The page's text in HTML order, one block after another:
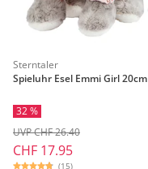
Sterntaler
Spieluhr Esel Emmi Girl 20cm
32 %
CHF 17.95
UVP CHF 26.40
(15)